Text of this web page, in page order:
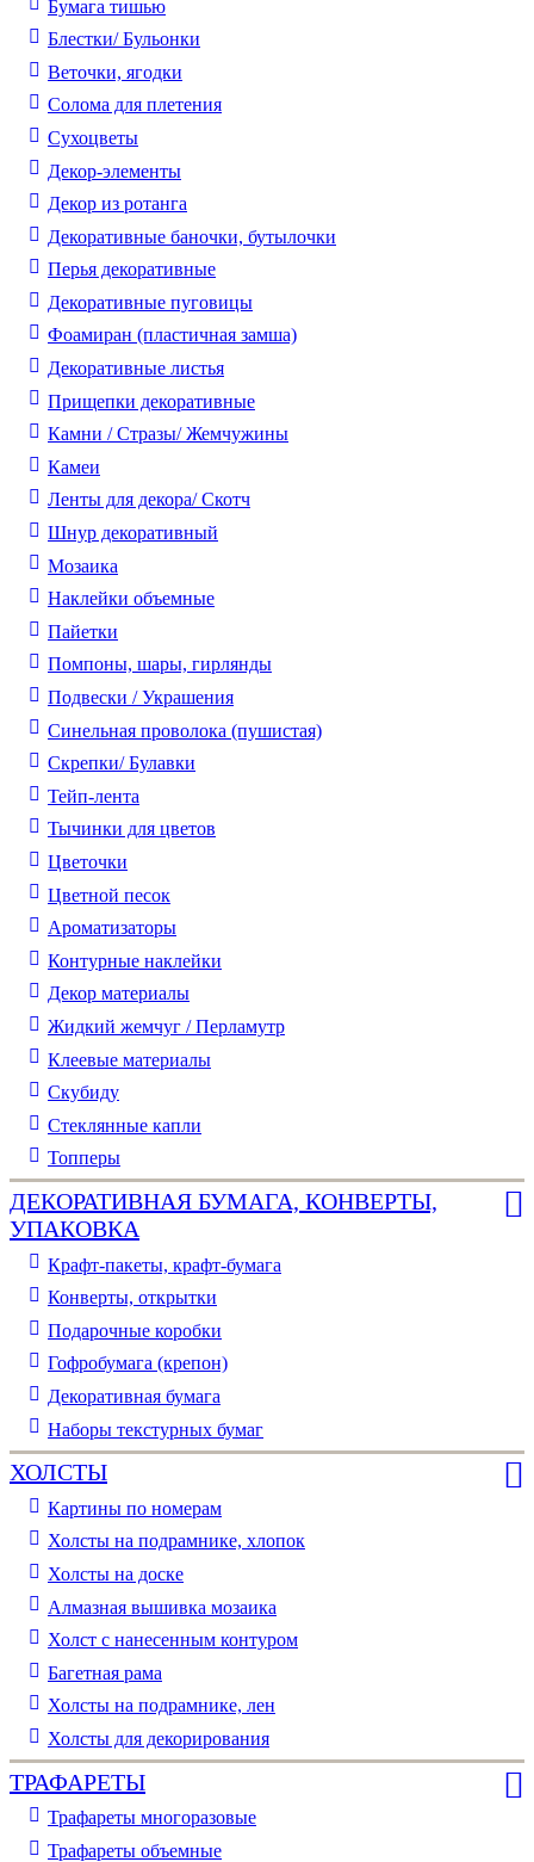
Бумага тишью
Блестки/ Бульонки
Веточки, ягодки
Солома для плетения
Cухоцветы
Декор-элементы
Декор из ротанга
Декоративные баночки, бутылочки
Перья декоративные
Декоративные пуговицы
Фоамиран (пластичная замша)
Декоративные листья
Прищепки декоративные
Камни / Cтразы/ Жемчужины
Камеи
Ленты для декора/ Скотч
Шнур декоративный
Мозаика
Наклейки объемные
Пайетки
Помпоны, шары, гирлянды
Подвески / Украшения
Синельная проволока (пушистая)
Скрепки/ Булавки
Тейп-лента
Тычинки для цветов
Цветочки
Цветной песок
Ароматизаторы
Контурные наклейки
Декор материалы
Жидкий жемчуг / Перламутр
Клеевые материалы
Скубиду
Стеклянные капли
Топперы
ДЕКОРАТИВНАЯ БУМАГА, КОНВЕРТЫ,
УПАКОВКА
Крафт-пакеты, крафт-бумага
Конверты, открытки
Подарочные коробки
Гофробумага (крепон)
Декоративная бумага
Наборы текстурных бумаг
ХОЛСТЫ
Картины по номерам
Холсты на подрамнике, хлопок
Холсты на доске
Алмазная вышивка мозаика
Холст с нанесенным контуром
Багетная рама
Холсты на подрамнике, лен
Холсты для декорирования
ТРАФАРЕТЫ
Трафареты многоразовые
Трафареты объемные